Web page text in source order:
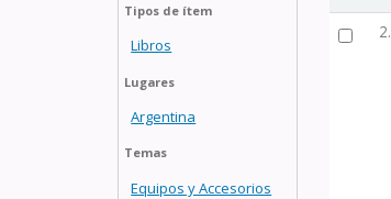
Tipos de ítem
Libros
Lugares
Argentina
Temas
Equipos y Accesorios
2.